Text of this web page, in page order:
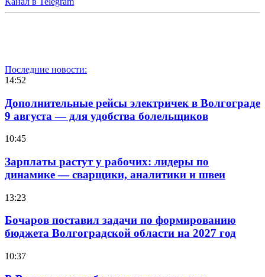
Последние новости:
14:52
Дополнительные рейсы электричек в Волгограде
9 августа — для удобства болельщиков
10:45
Зарплаты растут у рабочих: лидеры по
динамике — сварщики, аналитики и швеи
13:23
Бочаров поставил задачи по формированию
бюджета Волгоградской области на 2027 год
10:37